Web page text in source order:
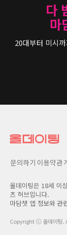
다
마
20대부터 미시
문의하기 이용약관
올데이팅은 18세 이
츠 허브입니다.
마담챗 앱 정보와 관
Copyright ⓒ 올데이팅.